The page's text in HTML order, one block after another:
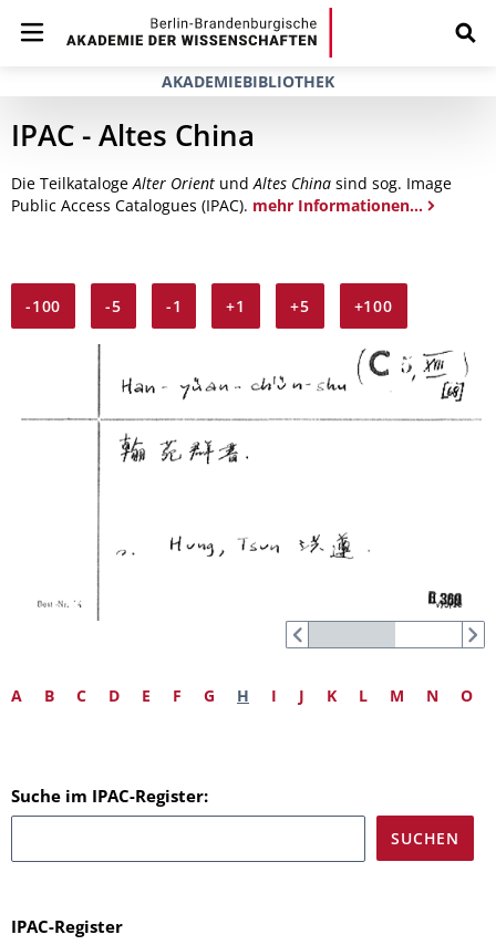
AKADEMIEBIBLIOTHEK
IPAC - Altes China
Die TeilkatalogeAlter Orient undAltes China sind sog. Image
Public Access Catalogues (IPAC). mehr Informationen...
-100 -5 -1 +1 +5 +100
A B C D E F G H I J K L M N O
Suche im IPAC-Register:
IPAC-Register